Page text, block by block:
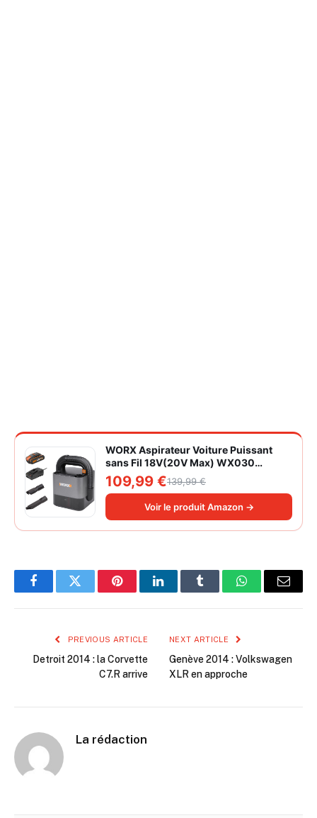
WORX Aspirateur Voiture Puissant
sans Fil 18V(20V Max) WX030
Aspirateur à Main sur Batterie 150W
10KPa avec Boîte de Rangement
Intégrée Dépoussiérage Maille
filtrante Lavable
109,99 €139,99 €
Voir le produit Amazon →
FacebookTwitter PinterestLinkedInTumblr WhatsAppEmail
PREVIOUS ARTICLE
Detroit 2014 : la Corvette
C7.R arrive
NEXT ARTICLE
Genève 2014 : Volkswagen
XLR en approche
La rédaction